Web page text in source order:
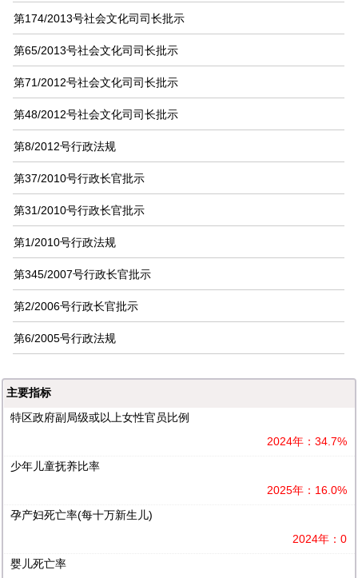
第174/2013号社会文化司司长批示
第65/2013号社会文化司司长批示
第71/2012号社会文化司司长批示
第48/2012号社会文化司司长批示
第8/2012号行政法规
第37/2010号行政长官批示
第31/2010号行政长官批示
第1/2010号行政法规
第345/2007号行政长官批示
第2/2006号行政长官批示
第6/2005号行政法规
主要指标
特区政府副局级或以上女性官员比例
2024年：34.7%
少年儿童抚养比率
2025年：16.0%
孕产妇死亡率(每十万新生儿)
2024年：0
婴儿死亡率